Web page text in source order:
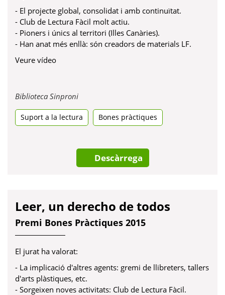
- El projecte global, consolidat i amb continuïtat.
- Club de Lectura Fàcil molt actiu.
- Pioners i únics al territori (Illes Canàries).
- Han anat més enllà: són creadors de materials LF.
Veure vídeo
Biblioteca SinproniObre
una
pestanya
Suport a la lectura Bones pràctiques
Descàrrega
Leer, un derecho de todos
Premi Bones Pràctiques 2015
El jurat ha valorat:
- La implicació d'altres agents: gremi de llibreters, tallers
d'arts plàstiques, etc.
- Sorgeixen noves activitats: Club de Lectura Fàcil.